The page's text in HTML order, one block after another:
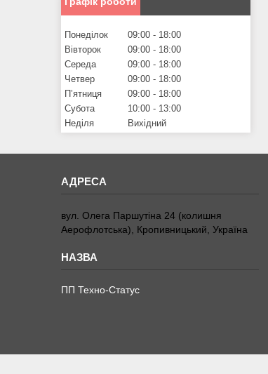
Понеділок 09:00
18:00
Вівторок
09:00
18:00
Середа
09:00
18:00
Четвер
09:00
18:00
Пʼятниця
09:00
18:00
Субота
10:00
13:00
Неділя
Вихідний
вул. Олега Паршутіна 24 (колишня
Аерофлотська), Кропивницький, Україна
ПП Техно-Статус